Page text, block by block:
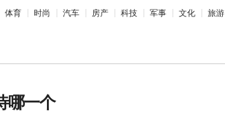
体育 时尚 汽车 房产 科技 军事 文化 旅游
哪一个